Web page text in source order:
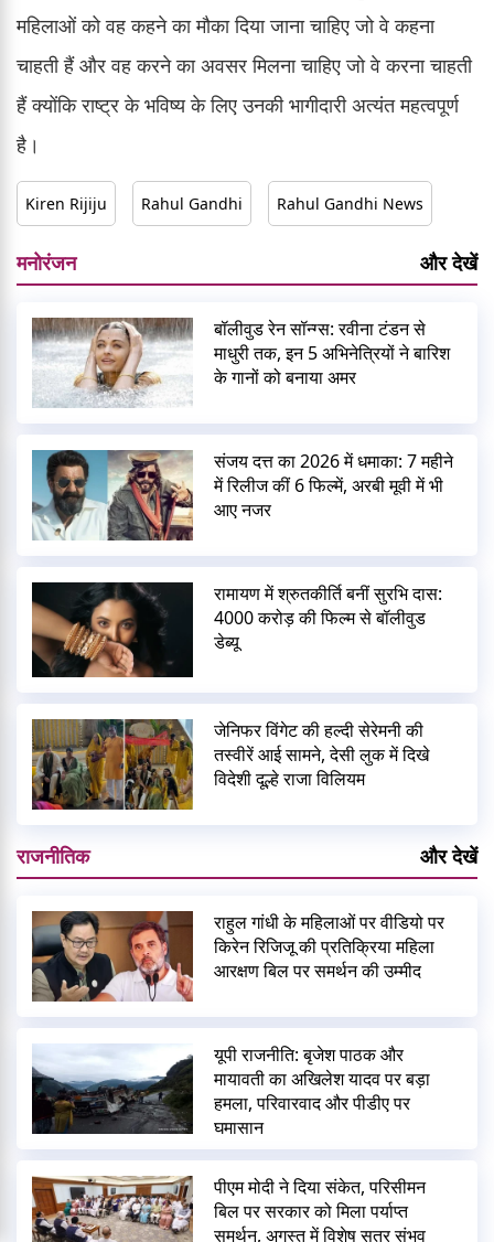
महिलाओं को वह कहने का मौका दिया जाना चाहिए जो वे कहना
चाहती हैं और वह करने का अवसर मिलना चाहिए जो वे करना चाहती
हैं क्योंकि राष्ट्र के भविष्य के लिए उनकी भागीदारी अत्यंत महत्वपूर्ण
है।
Kiren Rijiju Rahul Gandhi Rahul Gandhi News
मनोरंजन और देखें
बॉलीवुड रेन सॉन्ग्स: रवीना टंडन से
माधुरी तक, इन 5 अभिनेत्रियों ने बारिश
के गानों को बनाया अमर
संजय दत्त का 2026 में धमाका: 7 महीने
में रिलीज कीं 6 फिल्में, अरबी मूवी में भी
आए नजर
रामायण में श्रुतकीर्ति बनीं सुरभि दास:
4000 करोड़ की फिल्म से बॉलीवुड
डेब्यू
जेनिफर विंगेट की हल्दी सेरेमनी की
तस्वीरें आई सामने, देसी लुक में दिखे
विदेशी दूल्हे राजा विलियम
राजनीतिक और देखें
राहुल गांधी के महिलाओं पर वीडियो पर
किरेन रिजिजू की प्रतिक्रिया महिला
आरक्षण बिल पर समर्थन की उम्मीद
यूपी राजनीति: बृजेश पाठक और
मायावती का अखिलेश यादव पर बड़ा
हमला, परिवारवाद और पीडीए पर
घमासान
पीएम मोदी ने दिया संकेत, परिसीमन
बिल पर सरकार को मिला पर्याप्त
समर्थन, अगस्त में विशेष सत्र संभव